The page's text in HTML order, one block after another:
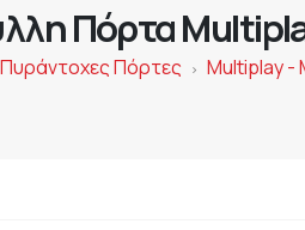
Πόρτα
Πυράντοχες Πόρτες > Multiplay -